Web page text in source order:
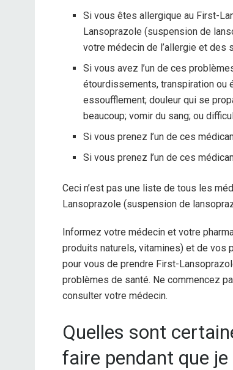
Si vous êtes allergique au First-
Lansoprazole (suspension de
votre médecin de l’allergie et des
Si vous avez l’un de ces
étourdissements, transpiration ou
essoufflement; douleur qui se
beaucoup; vomir du sang; ou
Si vous prenez l’un de ces
Si vous prenez l’un de ces
Ceci n’est pas une liste de tous les
Lansoprazole (suspension de
Informez votre médecin et votre
produits naturels, vitamines) et de vos
pour vous de prendre First-
problèmes de santé. Ne commencez
consulter votre médecin.
Quelles sont
faire pendant que